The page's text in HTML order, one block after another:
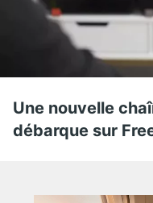
Une nouvelle
débarque sur